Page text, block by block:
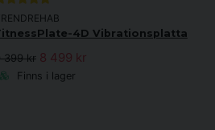
4D Vibrationsplatta
399 kr 8 499 kr
Finns i lager